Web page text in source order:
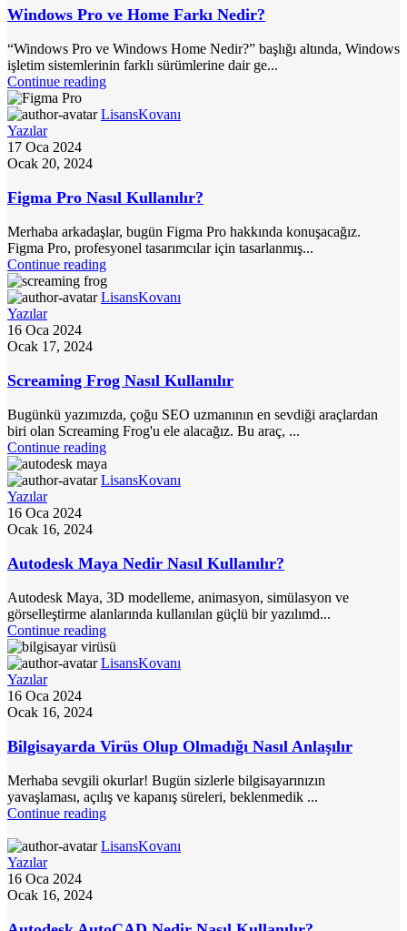
Windows Pro ve Home Farkı Nedir?
“Windows Pro ve Windows Home Nedir?” başlığı altında, Windows
işletim sistemlerinin farklı sürümlerine dair ge...
Continue reading
LisansKovanı
Yazılar
17 Oca 2024
Ocak 20, 2024
Figma Pro Nasıl Kullanılır?
Merhaba arkadaşlar, bugün Figma Pro hakkında konuşacağız.
Figma Pro, profesyonel tasarımcılar için tasarlanmış...
Continue reading
LisansKovanı
Yazılar
16 Oca 2024
Ocak 17, 2024
Screaming Frog Nasıl Kullanılır
Bugünkü yazımızda, çoğu SEO uzmanının en sevdiği araçlardan
biri olan Screaming Frog'u ele alacağız. Bu araç, ...
Continue reading
LisansKovanı
Yazılar
16 Oca 2024
Ocak 16, 2024
Autodesk Maya Nedir Nasıl Kullanılır?
Autodesk Maya, 3D modelleme, animasyon, simülasyon ve
görselleştirme alanlarında kullanılan güçlü bir yazılımd...
Continue reading
LisansKovanı
Yazılar
16 Oca 2024
Ocak 16, 2024
Bilgisayarda Virüs Olup Olmadığı Nasıl Anlaşılır
Merhaba sevgili okurlar! Bugün sizlerle bilgisayarınızın
yavaşlaması, açılış ve kapanış süreleri, beklenmedik ...
Continue reading
LisansKovanı
Yazılar
16 Oca 2024
Ocak 16, 2024